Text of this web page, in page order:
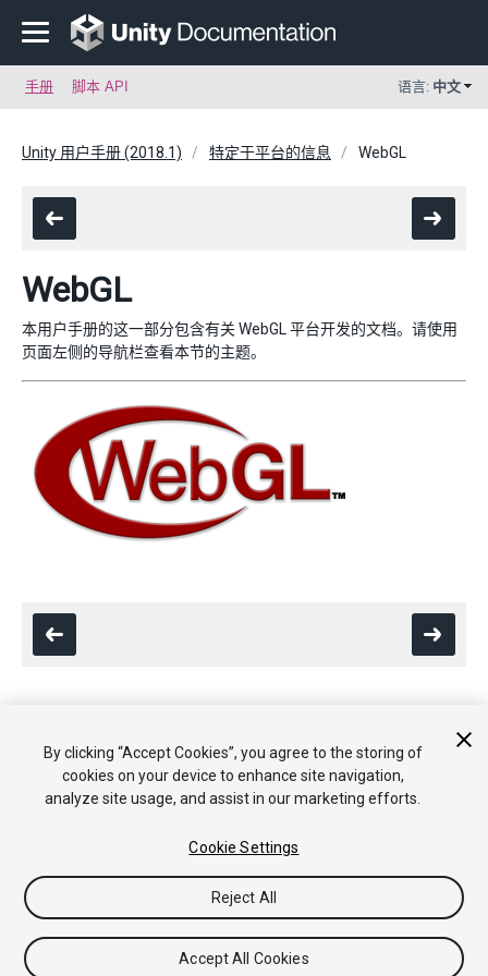
手册 脚本 API 语言: 中文
Unity 用户手册 (2018.1) 特定于平台的信息 WebGL
WebGL
本用户手册的这一部分包含有关 WebGL 平台开发的文档。请使用
页面左侧的导航栏查看本节的主题。
Copyright © 2018 Unity Technologies. Publication 2018.1
社区答案 知识库 论坛 Asset Store 法律条款
Cookie
不要出售或分享我的个人信息
By clicking “Accept Cookies”, you agree to the storing of
cookies on your device to enhance site navigation,
analyze site usage, and assist in our marketing efforts.
Cookie Settings
Reject All
Accept All Cookies